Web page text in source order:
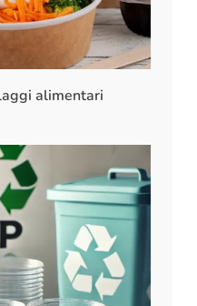
alimentari